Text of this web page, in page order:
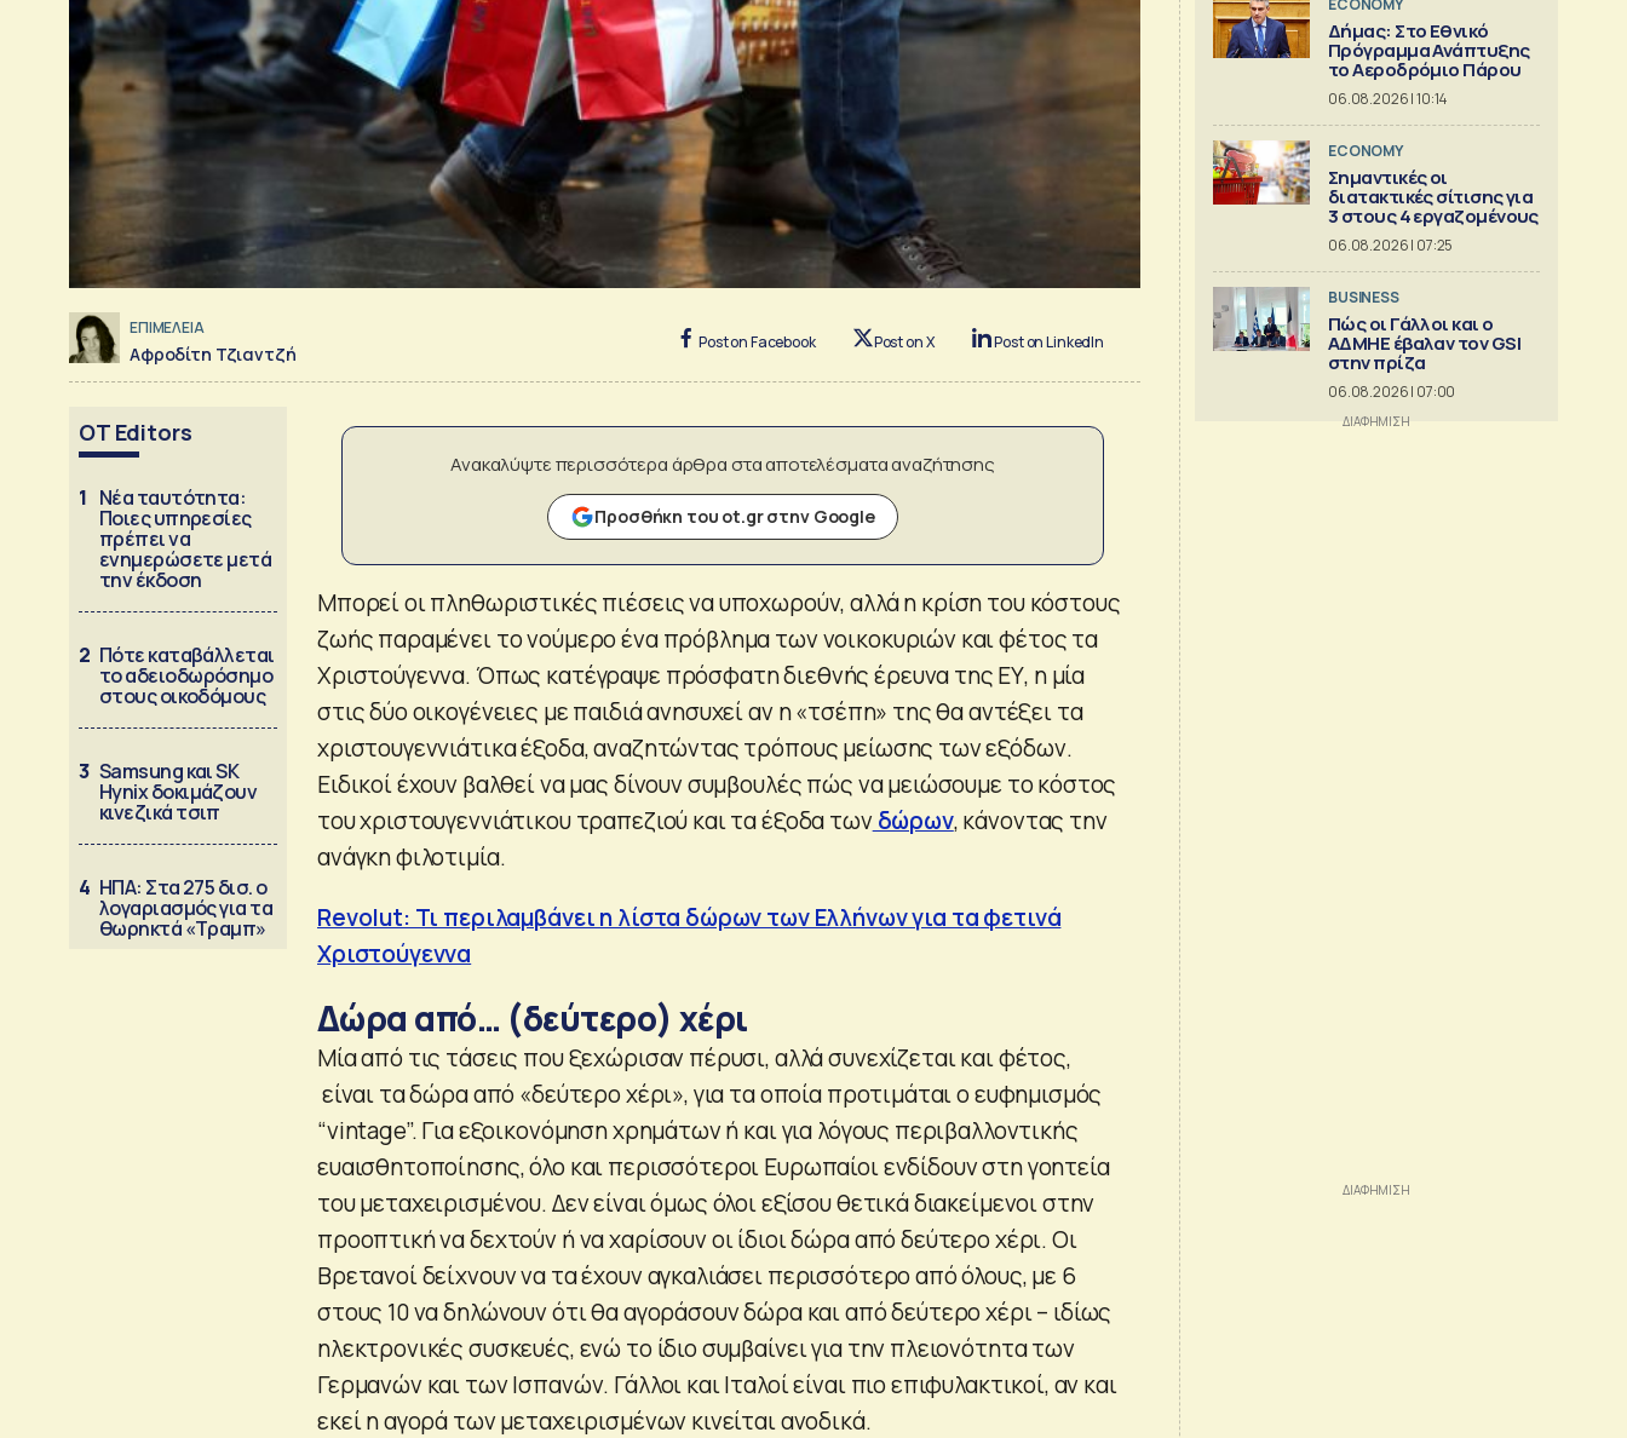
ΕΠΙΜΕΛΕΙΑ
Αφροδίτη Τζιαντζή
Post on Facebook Post on X Post on LinkedIn
OT Editors
1 Νέα ταυτότητα:
Ποιες υπηρεσίες
πρέπει να
ενημερώσετε μετά
την έκδοση
2 Πότε καταβάλλεται
το αδειοδωρόσημο
στους οικοδόμους
3 Samsung και SK
Hynix δοκιμάζουν
κινεζικά τσιπ
4 ΗΠΑ: Στα 275 δισ. ο
λογαριασμός για τα
θωρηκτά «Τραμπ»
Ανακαλύψτε περισσότερα άρθρα στα αποτελέσματα αναζήτησης
Προσθήκη του ot.gr στην Google
Μπορεί οι πληθωριστικές πιέσεις να υποχωρούν, αλλά η κρίση του κόστους
ζωής παραμένει το νούμερο ένα πρόβλημα των νοικοκυριών και φέτος τα
Χριστούγεννα. Όπως κατέγραψε πρόσφατη διεθνής έρευνα της ΕΥ, η μία
στις δύο οικογένειες με παιδιά ανησυχεί αν η «τσέπη» της θα αντέξει τα
χριστουγεννιάτικα έξοδα, αναζητώντας τρόπους μείωσης των εξόδων.
Ειδικοί έχουν βαλθεί να μας δίνουν συμβουλές πώς να μειώσουμε το κόστος
του χριστουγεννιάτικου τραπεζιού και τα έξοδα των δώρων, κάνοντας την
ανάγκη φιλοτιμία.
Revolut: Τι περιλαμβάνει η λίστα δώρων των Ελλήνων για τα φετινά
Χριστούγεννα
Δώρα από… (δεύτερο) χέρι
Μία από τις τάσεις που ξεχώρισαν πέρυσι, αλλά συνεχίζεται και φέτος,
είναι τα δώρα από «δεύτερο χέρι», για τα οποία προτιμάται ο ευφημισμός
“vintage”. Για εξοικονόμηση χρημάτων ή και για λόγους περιβαλλοντικής
ευαισθητοποίησης, όλο και περισσότεροι Ευρωπαίοι ενδίδουν στη γοητεία
του μεταχειρισμένου. Δεν είναι όμως όλοι εξίσου θετικά διακείμενοι στην
προοπτική να δεχτούν ή να χαρίσουν οι ίδιοι δώρα από δεύτερο χέρι. Οι
Βρετανοί δείχνουν να τα έχουν αγκαλιάσει περισσότερο από όλους, με 6
στους 10 να δηλώνουν ότι θα αγοράσουν δώρα και από δεύτερο χέρι – ιδίως
ηλεκτρονικές συσκευές, ενώ το ίδιο συμβαίνει για την πλειονότητα των
Γερμανών και των Ισπανών. Γάλλοι και Ιταλοί είναι πιο επιφυλακτικοί, αν και
εκεί η αγορά των μεταχειρισμένων κινείται ανοδικά.
ECONOMY
Δήμας: Στο Εθνικό
Πρόγραμμα Ανάπτυξης
το Αεροδρόμιο Πάρου
06.08.2026 | 10:14
ECONOMY
Σημαντικές οι
διατακτικές σίτισης για
3 στους 4 εργαζομένους
06.08.2026 | 07:25
BUSINESS
Πώς οι Γάλλοι και ο
ΑΔΜΗΕ έβαλαν τον GSI
στην πρίζα
06.08.2026 | 07:00